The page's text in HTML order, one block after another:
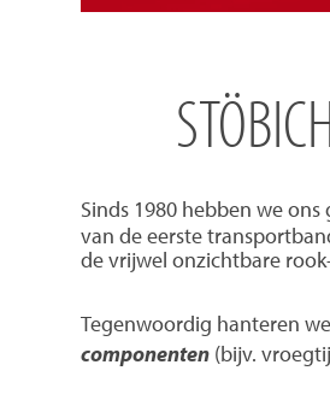
Sinds 1980 hebben we
van de eerste
de vrijwel onzichtbare
Tegenwoordig hanteren
componenten (bijv.